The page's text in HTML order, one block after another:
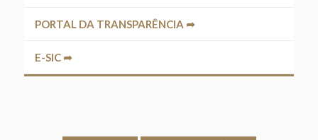
PORTAL DA TRANSPARÊNCIA ➦
E-SIC ➦